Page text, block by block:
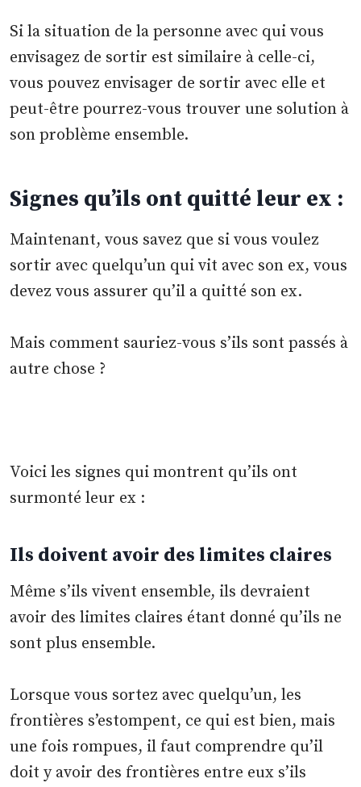
Si la situation de la personne avec qui vous
envisagez de sortir est similaire à celle-ci,
vous pouvez envisager de sortir avec elle et
peut-être pourrez-vous trouver une solution à
son problème ensemble.
Signes qu’ils ont quitté leur ex :
Maintenant, vous savez que si vous voulez
sortir avec quelqu’un qui vit avec son ex, vous
devez vous assurer qu’il a quitté son ex.
Mais comment sauriez-vous s’ils sont passés à
autre chose ?
Voici les signes qui montrent qu’ils ont
surmonté leur ex :
Ils doivent avoir des limites claires
Même s’ils vivent ensemble, ils devraient
avoir des limites claires étant donné qu’ils ne
sont plus ensemble.
Lorsque vous sortez avec quelqu’un, les
frontières s’estompent, ce qui est bien, mais
une fois rompues, il faut comprendre qu’il
doit y avoir des frontières entre eux s’ils